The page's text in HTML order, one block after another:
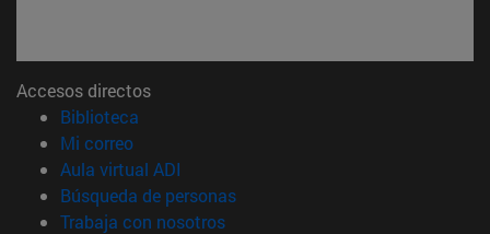
Accesos directos
Biblioteca
Mi correo(abre en nueva ventana)
Aula virtual ADI
Búsqueda de personas(abre en nueva ventana)
Trabaja con nosotros(abre en nueva ventana)